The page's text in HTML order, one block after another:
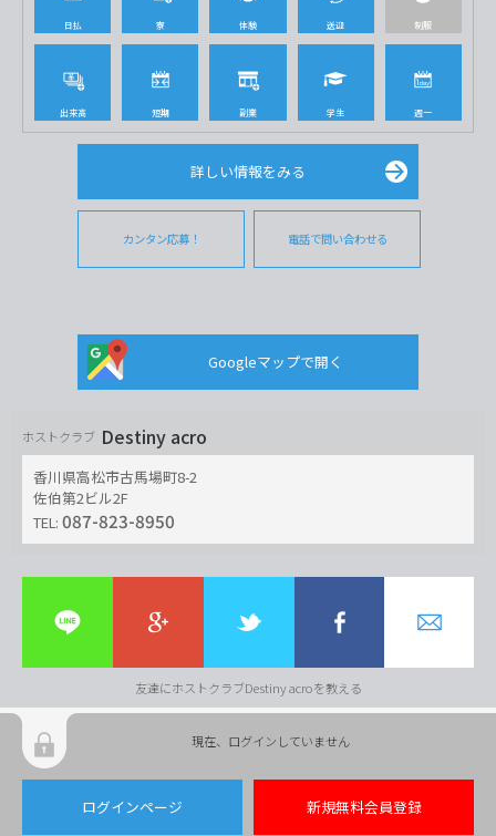
日払 寮 体験 送迎 制服
出来高 短期 副業 学生 週一
詳しい情報をみる
カンタン応募！ 電話で問い合わせる
Googleマップで開く
ホストクラブ Destiny acro
香川県高松市古馬場町8-2
佐伯第2ビル2F
TEL: 087-823-8950
友達にホストクラブDestiny acroを教える
現在、ログインしていません
ログインページ 新規無料会員登録